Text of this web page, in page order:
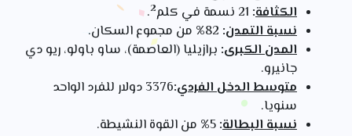
الكثافة: 21 نسمة في كلم 2
.
نسبة التمدن: 82% من مجموع السكان.
المدن الكبرى: برازيليا (العاصمة)، ساو باولو، ريو دي
جانيرو.
متوسط الدخل الفردي:
3376 دولار للفرد الواحد
سنويا.
نسبة البطالة: 5% من القوة النشيطة.